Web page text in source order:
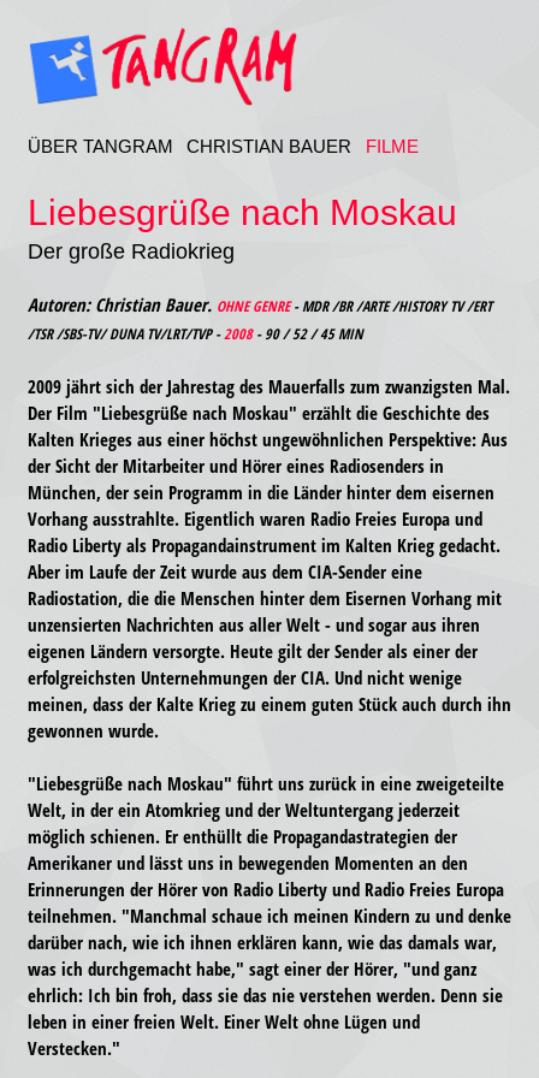
ÜBER TANGRAM CHRISTIAN BAUER FILME
Liebesgrüße nach Moskau
Der große Radiokrieg
Autoren: Christian Bauer. OHNE GENRE- MDR /BR /ARTE /HISTORY TV /ERT
/TSR /SBS-TV/ DUNA TV/LRT/TVP -2008- 90 / 52 / 45 MIN
2009 jährt sich der Jahrestag des Mauerfalls zum zwanzigsten Mal.
Der Film "Liebesgrüße nach Moskau" erzählt die Geschichte des
Kalten Krieges aus einer höchst ungewöhnlichen Perspektive: Aus
der Sicht der Mitarbeiter und Hörer eines Radiosenders in
München, der sein Programm in die Länder hinter dem eisernen
Vorhang ausstrahlte. Eigentlich waren Radio Freies Europa und
Radio Liberty als Propagandainstrument im Kalten Krieg gedacht.
Aber im Laufe der Zeit wurde aus dem CIA-Sender eine
Radiostation, die die Menschen hinter dem Eisernen Vorhang mit
unzensierten Nachrichten aus aller Welt - und sogar aus ihren
eigenen Ländern versorgte. Heute gilt der Sender als einer der
erfolgreichsten Unternehmungen der CIA. Und nicht wenige
meinen, dass der Kalte Krieg zu einem guten Stück auch durch ihn
gewonnen wurde.
"Liebesgrüße nach Moskau" führt uns zurück in eine zweigeteilte
Welt, in der ein Atomkrieg und der Weltuntergang jederzeit
möglich schienen. Er enthüllt die Propagandastrategien der
Amerikaner und lässt uns in bewegenden Momenten an den
Erinnerungen der Hörer von Radio Liberty und Radio Freies Europa
teilnehmen. "Manchmal schaue ich meinen Kindern zu und denke
darüber nach, wie ich ihnen erklären kann, wie das damals war,
was ich durchgemacht habe," sagt einer der Hörer, "und ganz
ehrlich: Ich bin froh, dass sie das nie verstehen werden. Denn sie
leben in einer freien Welt. Einer Welt ohne Lügen und
Verstecken."